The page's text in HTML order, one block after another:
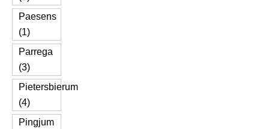
Paesens
(1)
Parrega
(3)
Pietersbierum
(4)
Pingjum